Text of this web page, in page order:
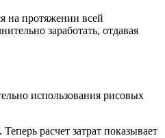
на протяжении всей
заработать, отдавая
использования рисовых
расчет затрат показывает